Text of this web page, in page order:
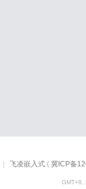
| 飞凌嵌入式 ( 冀ICP备
GMT+8,